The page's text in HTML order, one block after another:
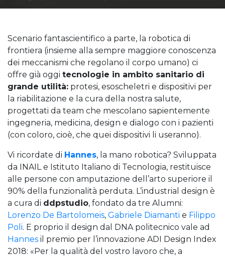
Scenario fantascientifico a parte, la robotica di
frontiera (insieme alla sempre maggiore conoscenza
dei meccanismi che regolano il corpo umano) ci
offre già oggi tecnologie in ambito sanitario di
grande utilità: protesi, esoscheletri e dispositivi per
la riabilitazione e la cura della nostra salute,
progettati da team che mescolano sapientemente
ingegneria, medicina, design e dialogo con i pazienti
(con coloro, cioè, che quei dispositivi li useranno).
Vi ricordate di Hannes, la mano robotica? Sviluppata
da INAIL e Istituto Italiano di Tecnologia, restituisce
alle persone con amputazione dell’arto superiore il
90% della funzionalità perduta. L’industrial design è
a cura di ddpstudio, fondato da tre Alumni:
Lorenzo De Bartolomeis, Gabriele Diamanti e Filippo
Poli. E proprio il design dal DNA politecnico vale ad
Hannes il premio per l’innovazione ADI Design Index
2018: «Per la qualità del vostro lavoro che, a